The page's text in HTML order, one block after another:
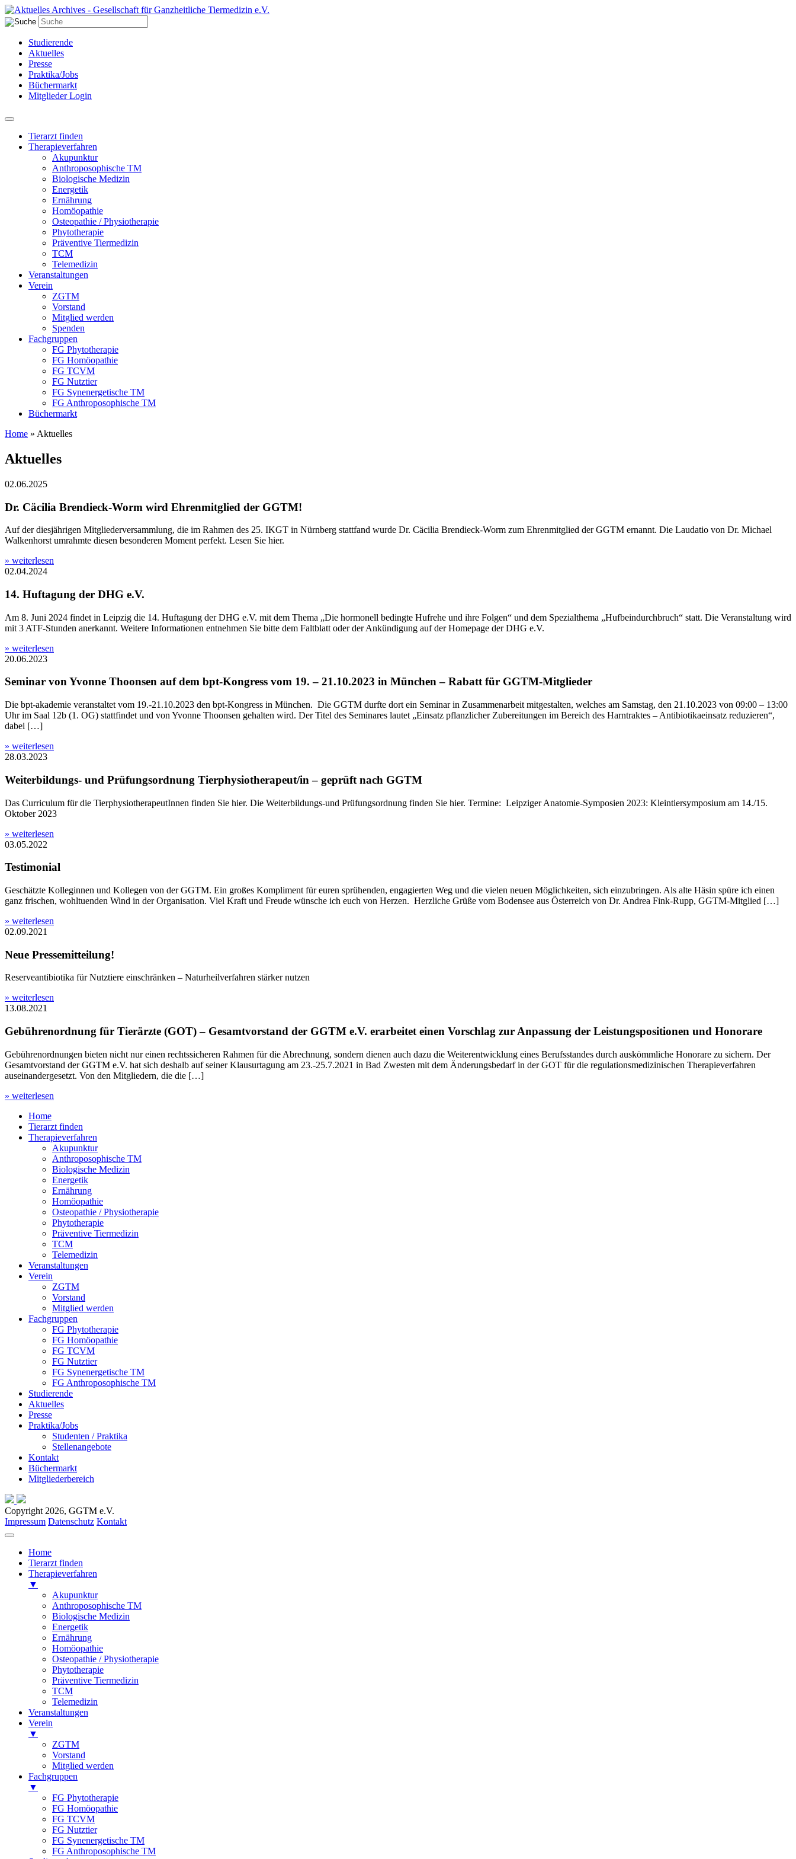
Studierende
Aktuelles
Presse
Praktika/Jobs
Büchermarkt
Mitglieder Login
Tierarzt finden
Therapieverfahren
Akupunktur
Anthroposophische TM
Biologische Medizin
Energetik
Ernährung
Homöopathie
Osteopathie / Physiotherapie
Phytotherapie
Präventive Tiermedizin
TCM
Telemedizin
Veranstaltungen
Verein
ZGTM
Vorstand
Mitglied werden
Spenden
Fachgruppen
FG Phytotherapie
FG Homöopathie
FG TCVM
FG Nutztier
FG Synenergetische TM
FG Anthroposophische TM
Büchermarkt
Home » Aktuelles
Aktuelles
02.06.2025
Dr. Cäcilia Brendieck-Worm wird Ehrenmitglied der GGTM!
Auf der diesjährigen Mitgliederversammlung, die im Rahmen des 25. IKGT in Nürnberg stattfand wurde Dr. Cäcilia Brendieck-Worm zum Ehrenmitglied der GGTM ernannt. Die Laudatio von Dr. Michael
Walkenhorst umrahmte diesen besonderen Moment perfekt. Lesen Sie hier.
» weiterlesen
02.04.2024
14. Huftagung der DHG e.V.
Am 8. Juni 2024 findet in Leipzig die 14. Huftagung der DHG e.V. mit dem Thema „Die hormonell bedingte Hufrehe und ihre Folgen“ und dem Spezialthema „Hufbeindurchbruch“ statt. Die Veranstaltung wird
mit 3 ATF-Stunden anerkannt. Weitere Informationen entnehmen Sie bitte dem Faltblatt oder der Ankündigung auf der Homepage der DHG e.V.
» weiterlesen
20.06.2023
Seminar von Yvonne Thoonsen auf dem bpt-Kongress vom 19. – 21.10.2023 in München – Rabatt für GGTM-Mitglieder
Die bpt-akademie veranstaltet vom 19.-21.10.2023 den bpt-Kongress in München. Die GGTM durfte dort ein Seminar in Zusammenarbeit mitgestalten, welches am Samstag, den 21.10.2023 von 09:00 – 13:00
Uhr im Saal 12b (1. OG) stattfindet und von Yvonne Thoonsen gehalten wird. Der Titel des Seminares lautet „Einsatz pflanzlicher Zubereitungen im Bereich des Harntraktes – Antibiotikaeinsatz reduzieren“,
dabei […]
» weiterlesen
28.03.2023
Weiterbildungs- und Prüfungsordnung Tierphysiotherapeut/in – geprüft nach GGTM
Das Curriculum für die TierphysiotherapeutInnen finden Sie hier. Die Weiterbildungs-und Prüfungsordnung finden Sie hier. Termine: Leipziger Anatomie-Symposien 2023: Kleintiersymposium am 14./15.
Oktober 2023
» weiterlesen
03.05.2022
Testimonial
Geschätzte Kolleginnen und Kollegen von der GGTM. Ein großes Kompliment für euren sprühenden, engagierten Weg und die vielen neuen Möglichkeiten, sich einzubringen. Als alte Häsin spüre ich einen
ganz frischen, wohltuenden Wind in der Organisation. Viel Kraft und Freude wünsche ich euch von Herzen. Herzliche Grüße vom Bodensee aus Österreich von Dr. Andrea Fink-Rupp, GGTM-Mitglied […]
» weiterlesen
02.09.2021
Neue Pressemitteilung!
Reserveantibiotika für Nutztiere einschränken – Naturheilverfahren stärker nutzen
» weiterlesen
13.08.2021
Gebührenordnung für Tierärzte (GOT) – Gesamtvorstand der GGTM e.V. erarbeitet einen Vorschlag zur Anpassung der Leistungspositionen und Honorare
Gebührenordnungen bieten nicht nur einen rechtssicheren Rahmen für die Abrechnung, sondern dienen auch dazu die Weiterentwicklung eines Berufsstandes durch auskömmliche Honorare zu sichern. Der
Gesamtvorstand der GGTM e.V. hat sich deshalb auf seiner Klausurtagung am 23.-25.7.2021 in Bad Zwesten mit dem Änderungsbedarf in der GOT für die regulationsmedizinischen Therapieverfahren
auseinandergesetzt. Von den Mitgliedern, die die […]
» weiterlesen
Home
Tierarzt finden
Therapieverfahren
Akupunktur
Anthroposophische TM
Biologische Medizin
Energetik
Ernährung
Homöopathie
Osteopathie / Physiotherapie
Phytotherapie
Präventive Tiermedizin
TCM
Telemedizin
Veranstaltungen
Verein
ZGTM
Vorstand
Mitglied werden
Fachgruppen
FG Phytotherapie
FG Homöopathie
FG TCVM
FG Nutztier
FG Synenergetische TM
FG Anthroposophische TM
Studierende
Aktuelles
Presse
Praktika/Jobs
Studenten / Praktika
Stellenangebote
Kontakt
Büchermarkt
Mitgliederbereich
Copyright 2026, GGTM e.V.
Impressum Datenschutz Kontakt
Home
Tierarzt finden
Therapieverfahren
▼
Akupunktur
Anthroposophische TM
Biologische Medizin
Energetik
Ernährung
Homöopathie
Osteopathie / Physiotherapie
Phytotherapie
Präventive Tiermedizin
TCM
Telemedizin
Veranstaltungen
Verein
▼
ZGTM
Vorstand
Mitglied werden
Fachgruppen
▼
FG Phytotherapie
FG Homöopathie
FG TCVM
FG Nutztier
FG Synenergetische TM
FG Anthroposophische TM